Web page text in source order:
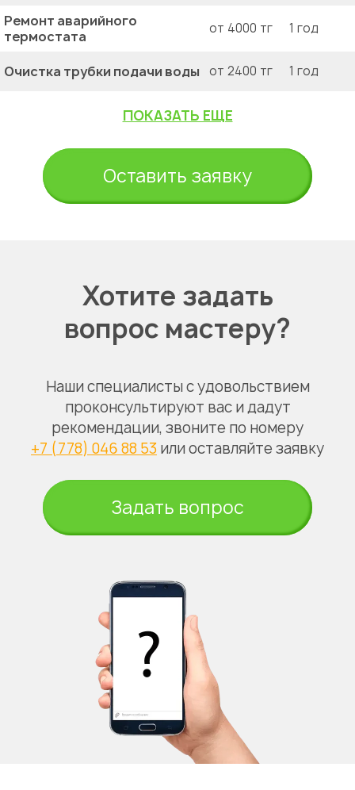
Ремонт аварийного
термостата
от 4000 тг 1 год
Очистка трубки подачи воды от 2400 тг 1 год
ПОКАЗАТЬ ЕЩЕ
Оставить заявку
Хотите задать
вопрос мастеру?
Наши специалисты с удовольствием
проконсультируют вас и дадут
рекомендации, звоните по номеру
+7 (778) 046 88 53 или оставляйте заявку
Задать вопрос